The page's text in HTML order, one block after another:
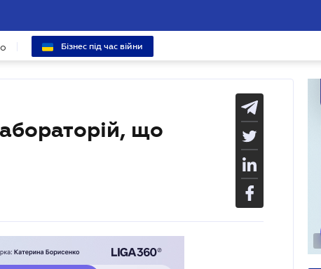
Бізнес під час війни
що